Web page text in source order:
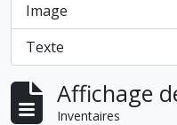
Image
, 10 résultats
Texte
, 2 résultats
Affichage
Inventaires